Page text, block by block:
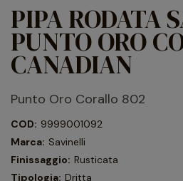
PIPA RODATA
PUNTO ORO
CANADIAN
Punto Oro Corallo 802
COD: 9999001092
Marca: Savinelli
Finissaggio: Rusticata
Tipologia: Dritta